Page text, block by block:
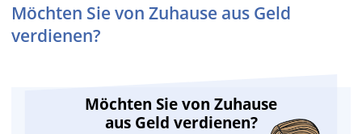
Möchten Sie von Zuhause aus Geld
verdienen?
Möchten Sie von Zuhause
aus Geld verdienen?